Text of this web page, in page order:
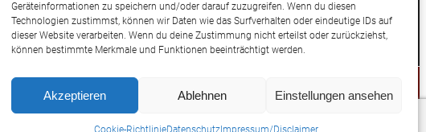
Geräteinformationen zu speichern und/oder darauf zuzugreifen. Wenn du diesen
Technologien zustimmst, können wir Daten wie das Surfverhalten oder eindeutige IDs auf
dieser Website verarbeiten. Wenn du deine Zustimmung nicht erteilst oder zurückziehst,
können bestimmte Merkmale und Funktionen beeinträchtigt werden.
Akzeptieren Ablehnen Einstellungen ansehen
Cookie-RichtlinieDatenschutz Impressum/Disclaimer